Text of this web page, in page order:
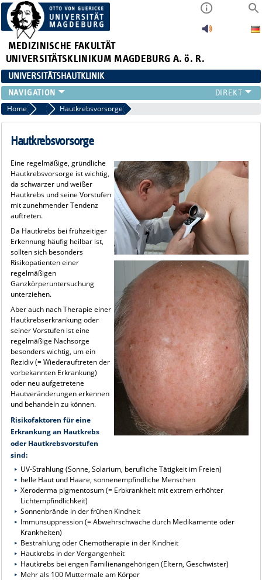
MEDIZINISCHE FAKULTÄT
UNIVERSITÄTSKLINIKUM MAGDEBURG A. ö. R.
UNIVERSITÄTSHAUTKLINIK
FÜR PATIENTEN
ÜBER UNS
FÜR ÄRZTE
LEHRE & FORSCHUNG
Home Hauttumoren
Hautkrebsvorsorge
Hautkrebsvorsorge
Eine regelmäßige, gründliche
Hautkrebsvorsorge ist wichtig,
da schwarzer und weißer
Hautkrebs und seine Vorstufen
mit zunehmender Tendenz
auftreten.
Da Hautkrebs bei frühzeitiger
Erkennung häufig heilbar ist,
sollten sich besonders
Risikopatienten einer
regelmäßigen
Ganzkörperuntersuchung
unterziehen.
Aber auch nach Therapie einer
Hautkrebserkrankung oder
seiner Vorstufen ist eine
regelmäßige Nachsorge
besonders wichtig, um ein
Rezidiv (= Wiederauftreten der
vorbekannten Erkrankung)
oder neu aufgetretene
Hautveränderungen erkennen
und behandeln zu können.
Risikofaktoren für eine
Erkrankung an Hautkrebs
oder Hautkrebsvorstufen
sind:
UV-Strahlung (Sonne, Solarium, berufliche Tätigkeit im Freien)
helle Haut und Haare, sonnenempfindliche Menschen
Xeroderma pigmentosum (= Erbkrankheit mit extrem erhöhter
Lichtempfindlichkeit)
Sonnenbrände in der frühen Kindheit
Immunsuppression (= Abwehrschwäche durch Medikamente oder
Krankheiten)
Bestrahlung oder Chemotherapie in der Kindheit
Hautkrebs in der Vergangenheit
Hautkrebs bei engen Familienangehörigen (Eltern, Geschwister)
Mehr als 100 Muttermale am Körper